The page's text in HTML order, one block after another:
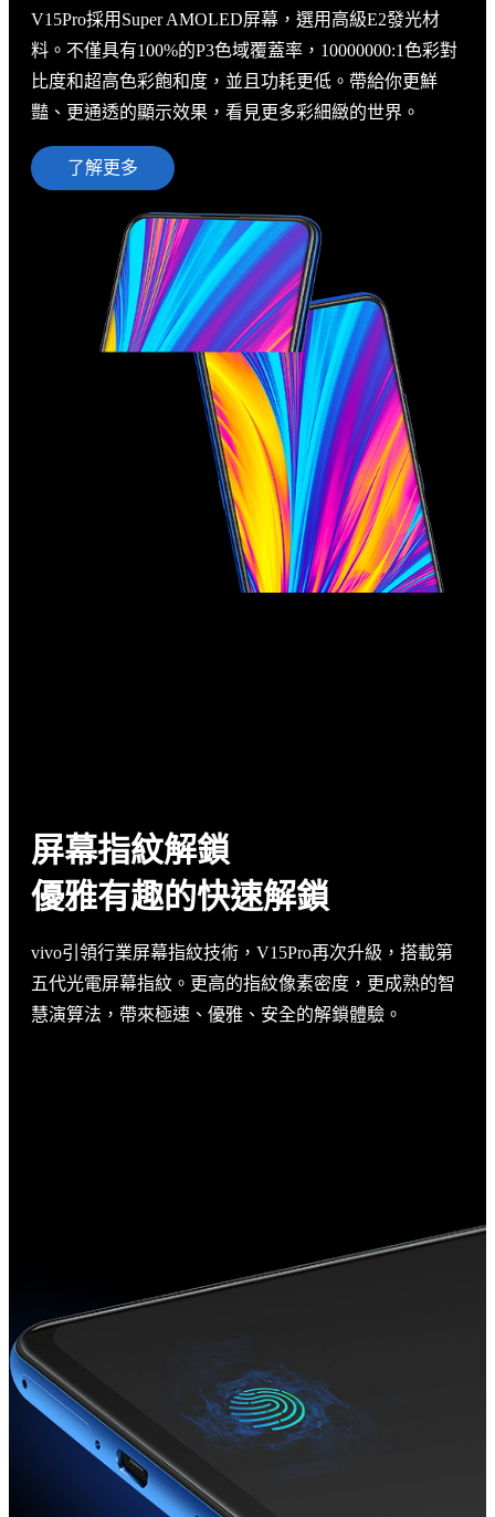
V15Pro採用Super AMOLED屏幕，選用高級E2發光材
料。不僅具有100%的P3色域覆蓋率，10000000:1色彩對
比度和超高色彩飽和度，並且功耗更低。帶給你更鮮
豔、更通透的顯示效果，看見更多彩細緻的世界。
了解更多
屏幕指紋解鎖
優雅有趣的快速解鎖
vivo引領行業屏幕指紋技術，V15Pro再次升級，搭載第
五代光電屏幕指紋。更高的指紋像素密度，更成熟的智
慧演算法，帶來極速、優雅、安全的解鎖體驗。